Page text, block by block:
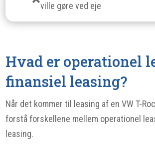
ville gøre ved eje
Hvad er operationel
finansiel leasing?
Når det kommer til leasing af en VW T-
forstå forskellene mellem operationel
leasing.